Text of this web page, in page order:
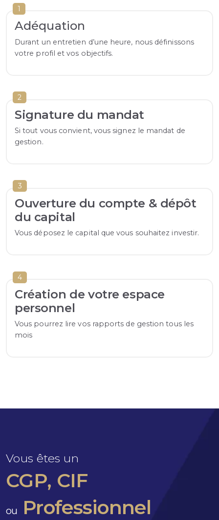
1
Adéquation
Durant un entretien d’une heure, nous définissons
votre profil et vos objectifs.
2
Signature du mandat
Si tout vous convient, vous signez le mandat de
gestion.
3
Ouverture du compte & dépôt
du capital
Vous déposez le capital que vous souhaitez investir.
4
Création de votre espace
personnel
Vous pourrez lire vos rapports de gestion tous les
mois
Vous êtes un
CGP, CIF
ou Professionnel